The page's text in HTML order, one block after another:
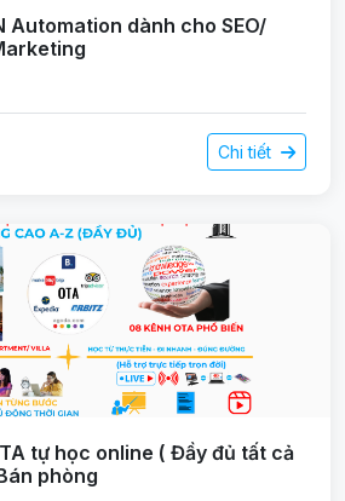
Automation dành cho SEO/
Chi tiết
tự học online ( Đầy đủ tất cả
phòng